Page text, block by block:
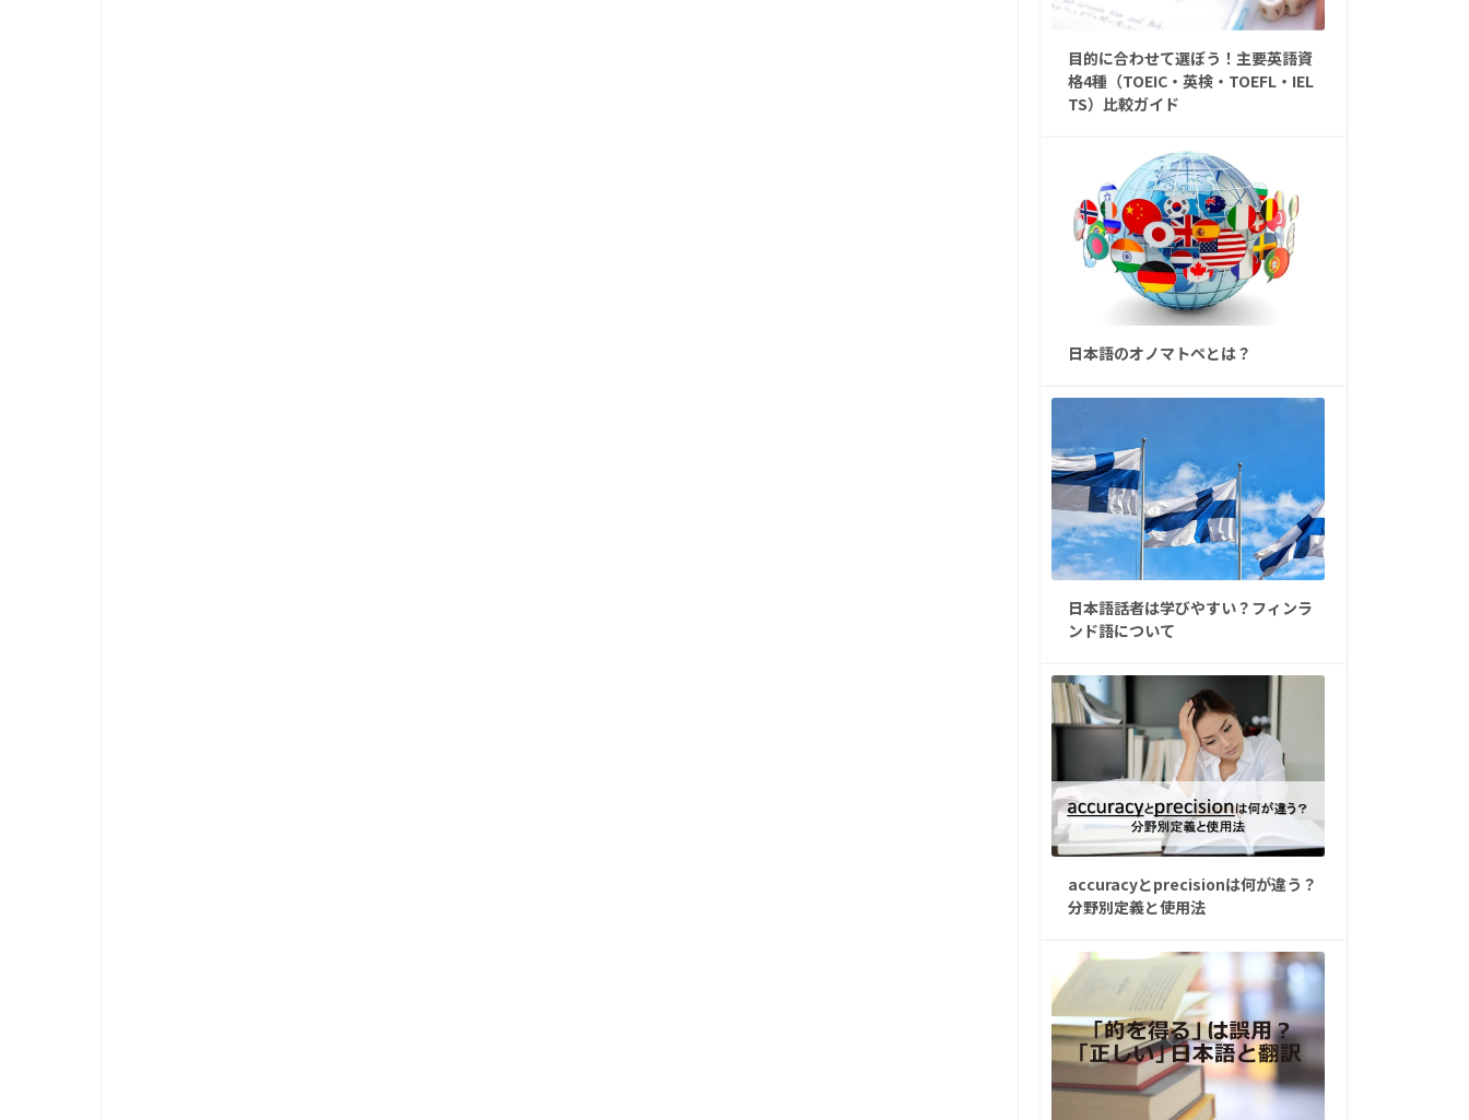
目的に合わせて選ぼう！主要英語資
格4種（TOEIC・英検・TOEFL・IEL
TS）比較ガイド
日本語のオノマトペとは？
日本語話者は学びやすい？フィンラ
ンド語について
accuracyとprecisionは何が違う？
分野別定義と使用法